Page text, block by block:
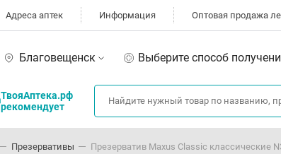
Адреса аптек Информация Оптовая продажа
Благовещенск Выберите способ
ТвояАптека.рф
рекомендует
Презервативы Презерватив Maxus Classic классические